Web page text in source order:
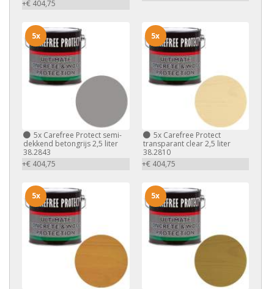
+€ 404,75
5x Carefree Protect semi-
dekkend betongrijs 2,5 liter
38.2843
+€ 404,75
5x
5xCarefree Protect
transparant clear 2,5 liter
38.2810
+€ 404,75
5x
5x 5x